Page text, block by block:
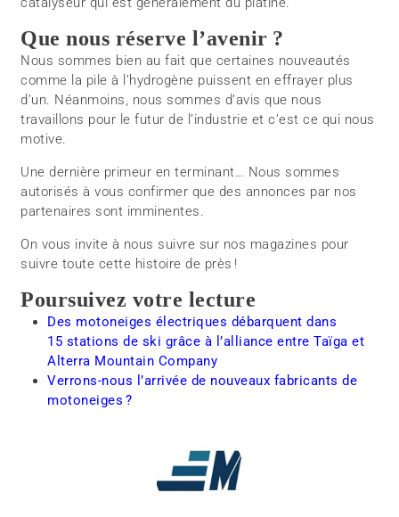
Que nous réserve l’avenir ?
Nous sommes bien au fait que certaines nouveautés
comme la pile à l’hydrogène puissent en effrayer plus
d’un. Néanmoins, nous sommes d’avis que nous
travaillons pour le futur de l’industrie et c’est ce qui nous
motive.
Une dernière primeur en terminant… Nous sommes
autorisés à vous confirmer que des annonces par nos
partenaires sont imminentes.
On vous invite à nous suivre sur nos magazines pour
suivre toute cette histoire de près !
Poursuivez votre lecture
Des motoneiges électriques débarquent dans
15 stations de ski grâce à l’alliance entre Taïga et
Alterra Mountain Company
Verrons-nous l’arrivée de nouveaux fabricants de
motoneiges ?